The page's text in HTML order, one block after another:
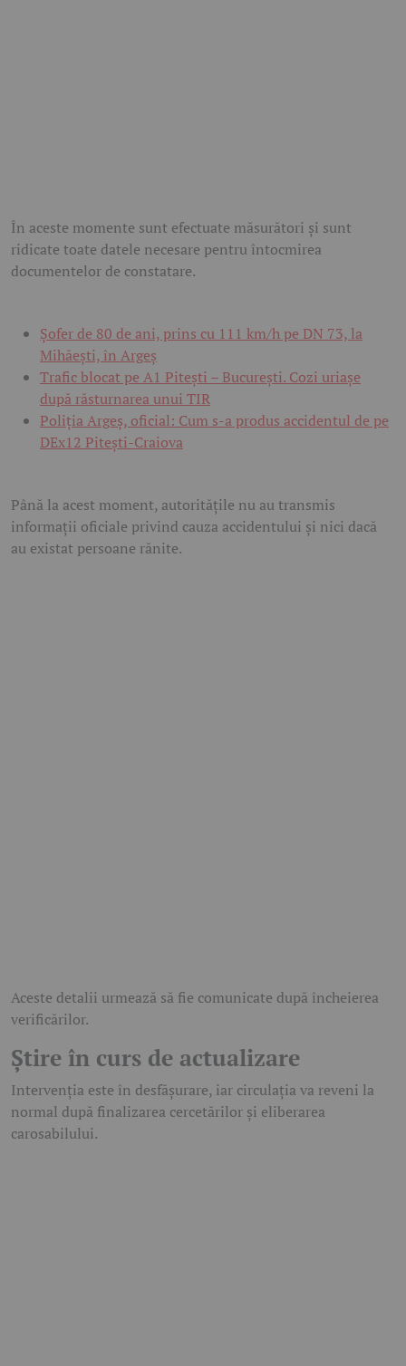
În aceste momente sunt efectuate măsurători și sunt
ridicate toate datele necesare pentru întocmirea
documentelor de constatare.
Șofer de 80 de ani, prins cu 111 km/h pe DN 73, la
Mihăești, în Argeș
Trafic blocat pe A1 Pitești – București. Cozi uriașe
după răsturnarea unui TIR
Poliția Argeș, oficial: Cum s-a produs accidentul de pe
DEx12 Pitești-Craiova
Până la acest moment, autoritățile nu au transmis
informații oficiale privind cauza accidentului și nici dacă
au existat persoane rănite.
Aceste detalii urmează să fie comunicate după încheierea
verificărilor.
Știre în curs de actualizare
Intervenția este în desfășurare, iar circulația va reveni la
normal după finalizarea cercetărilor și eliberarea
carosabilului.